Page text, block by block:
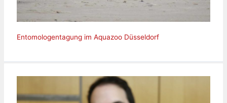
Entomologentagung im Aquazoo Düsseldorf